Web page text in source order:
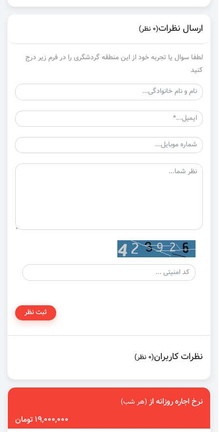
ارسال نظرات(0 نظر)
لطفا سوال یا تجربه خود از این منطقه گردشگری را در فرم زیر درج
کنید
ثبت نظر
نظرات کاربران(0 نظر)
نرخ اجاره روزانه از(هر شب)
19,000,000 تومان